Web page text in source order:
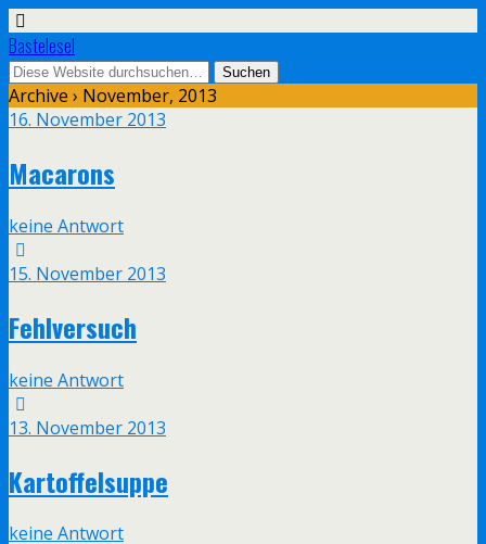
Bastelesel
Archive › November, 2013
16. November 2013
Macarons
keine Antwort
15. November 2013
Fehlversuch
keine Antwort
13. November 2013
Kartoffelsuppe
keine Antwort